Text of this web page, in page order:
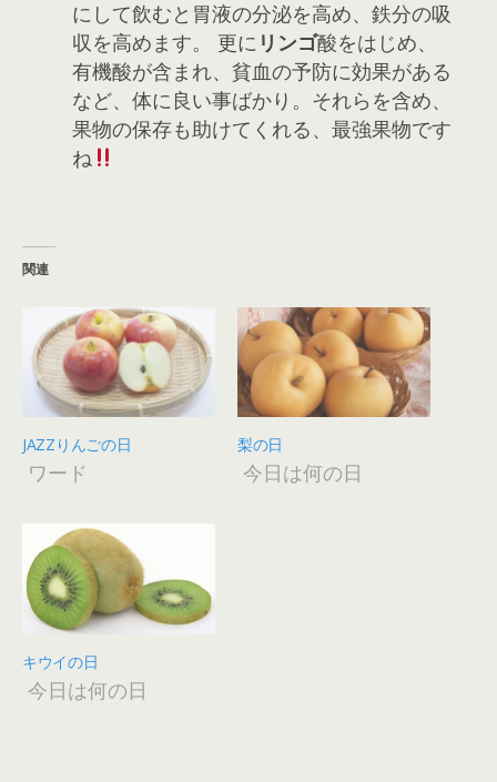
にして飲むと胃液の分泌を高め、鉄分の吸
収を高めます。 更に リンゴ酸をはじめ、
有機酸が含まれ、貧血の予防に効果がある
など、体に良い事ばかり。それらを含め、
果物の保存も助けてくれる、最強果物です
ね
関連
JAZZりんごの日
ワード
梨の日
今日は何の日
キウイの日
今日は何の日